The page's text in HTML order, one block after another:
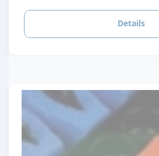
Details